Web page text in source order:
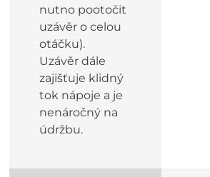
nutno pootočit
uzávěr o celou
otáčku).
Uzávěr dále
zajišťuje klidný
tok nápoje a je
nenáročný na
údržbu.